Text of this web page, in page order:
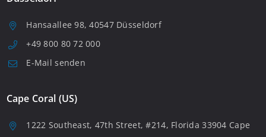
Hansaallee 98, 40547 Düsseldorf
+49 800 80 72 000
E-Mail senden
Cape Coral (US)
1222 Southeast, 47th Street, #214, Florida 33904 Cape